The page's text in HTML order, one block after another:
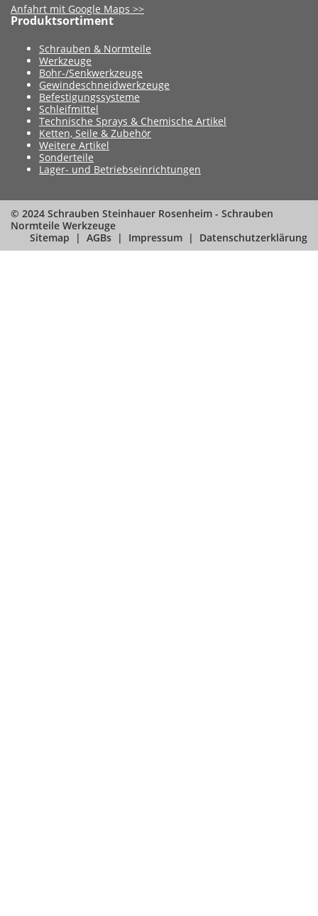
Anfahrt mit Google Maps >>
Produktsortiment
Schrauben & Normteile
Werkzeuge
Bohr-/Senkwerkzeuge
Gewindeschneidwerkzeuge
Befestigungssysteme
Schleifmittel
Technische Sprays & Chemische Artikel
Ketten, Seile & Zubehör
Weitere Artikel
Sonderteile
Lager- und Betriebseinrichtungen
© 2024 Schrauben Steinhauer Rosenheim - Schrauben
Normteile Werkzeuge
Sitemap
AGBs Impressum Datenschutzerklärung